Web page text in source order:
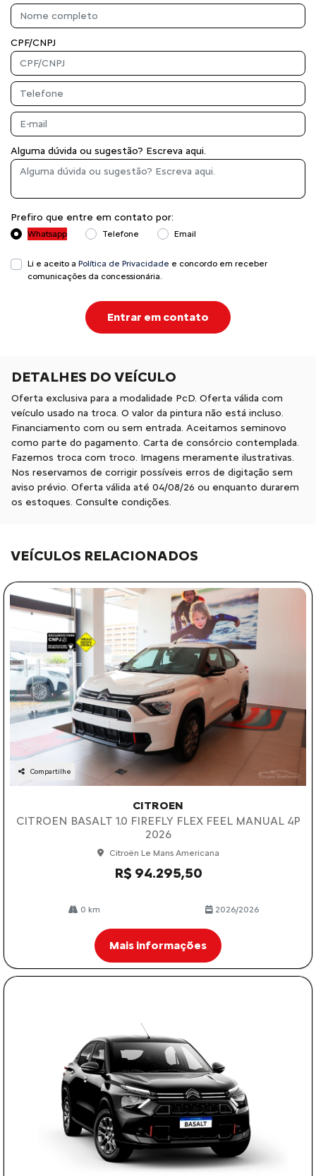
CPF/CNPJ
Alguma dúvida ou sugestão? Escreva aqui.
Prefiro que entre em contato por:
Whatsapp Telefone Email
Li e aceito a Política de Privacidade e concordo em receber
comunicações da concessionária.
Entrar em contato
DETALHES DO VEÍCULO
Oferta exclusiva para a modalidade PcD. Oferta válida com
veículo usado na troca. O valor da pintura não está incluso.
Financiamento com ou sem entrada. Aceitamos seminovo
como parte do pagamento. Carta de consórcio contemplada.
Fazemos troca com troco. Imagens meramente ilustrativas.
Nos reservamos de corrigir possíveis erros de digitação sem
aviso prévio. Oferta válida até 04/08/26 ou enquanto durarem
os estoques. Consulte condições.
VEÍCULOS RELACIONADOS
Compartilhe
CITROEN
CITROEN BASALT 1.0 FIREFLY FLEX FEEL MANUAL 4P
2026
Citroën Le Mans Americana
R$ 94.295,50
0 km 2026/2026
Mais informações